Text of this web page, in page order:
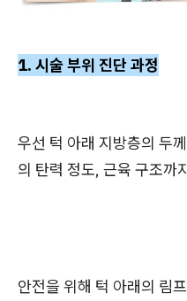
1. 시술 부위 진단 과정
우선 턱 아래 지방층의 두
의 탄력 정도, 근육 구조까
안전을 위해 턱 아래의 림